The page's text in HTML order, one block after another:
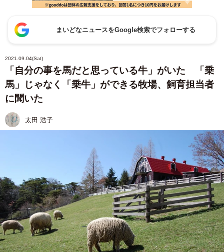
まいどなニュースをGoogle検索でフォローする
2021.09.04(Sat)
「自分の事を馬だと思っている牛」がいた 「乗
馬」じゃなく「乗牛」ができる牧場、飼育担当者
に聞いた
太田 浩子